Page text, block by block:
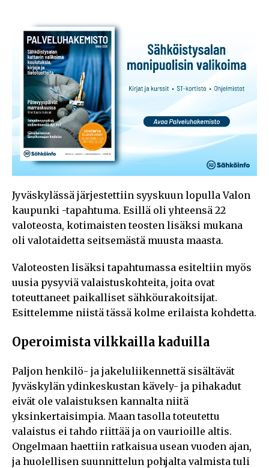
Jyväskylässä järjestettiin syyskuun lopulla Valon
kaupunki -tapahtuma. Esillä oli yhteensä 22
valoteosta, kotimaisten teosten lisäksi mukana
oli valotaidetta seitsemästä muusta maasta.
Valoteosten lisäksi tapahtumassa esiteltiin myös
uusia pysyviä valaistuskohteita, joita ovat
toteuttaneet paikalliset sähköurakoitsijat.
Esittelemme niistä tässä kolme erilaista kohdetta.
Operoimista vilkkailla kaduilla
Paljon henkilö- ja jakeluliikennettä sisältävät
Jyväskylän ydinkeskustan kävely- ja pihakadut
eivät ole valaistuksen kannalta niitä
yksinkertaisimpia. Maan tasolla toteutettu
valaistus ei tahdo riittää ja on vaurioille altis.
Ongelmaan haettiin ratkaisua usean vuoden ajan,
ja huolellisen suunnittelun pohjalta valmista tuli